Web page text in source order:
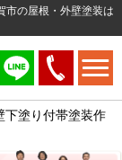
市の屋根・外壁塗装は
下塗り付帯塗装作